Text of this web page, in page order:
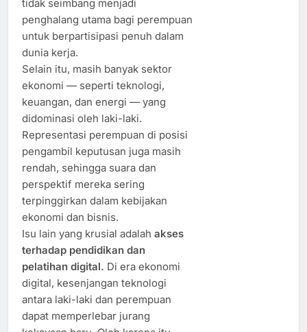
tidak seimbang menjadi
penghalang utama bagi perempuan
untuk berpartisipasi penuh dalam
dunia kerja.
Selain itu, masih banyak sektor
ekonomi — seperti teknologi,
keuangan, dan energi — yang
didominasi oleh laki-laki.
Representasi perempuan di posisi
pengambil keputusan juga masih
rendah, sehingga suara dan
perspektif mereka sering
terpinggirkan dalam kebijakan
ekonomi dan bisnis.
Isu lain yang krusial adalah akses
terhadap pendidikan dan
pelatihan digital. Di era ekonomi
digital, kesenjangan teknologi
antara laki-laki dan perempuan
dapat memperlebar jurang